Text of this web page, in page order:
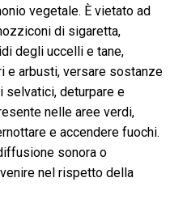
vegetale. È vietato ad
di sigaretta,
degli uccelli e tane,
e arbusti, versare sostanze
selvatici, deturpare e
nelle aree verdi,
e accendere fuochi.
sonora o
nel rispetto della